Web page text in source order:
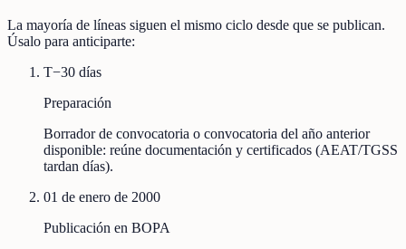
La mayoría de líneas siguen el mismo ciclo desde que se publican.
Úsalo para anticiparte:
T−30 días
Preparación
Borrador de convocatoria o convocatoria del año anterior
disponible: reúne documentación y certificados (AEAT/TGSS
tardan días).
01 de enero de 2000
Publicación en BOPA